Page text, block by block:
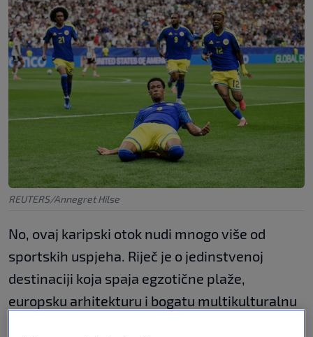
REUTERS/Annegret Hilse
No, ovaj karipski otok nudi mnogo više od
sportskih uspjeha. Riječ je o jedinstvenoj
destinaciji koja spaja egzotične plaže,
europsku arhitekturu i bogatu multikulturalnu